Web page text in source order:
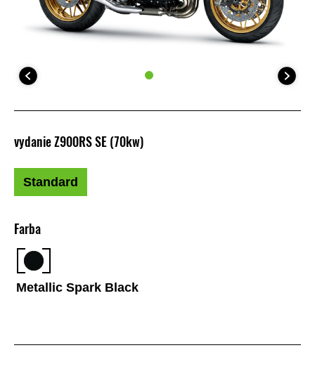
Farba
Metallic Spark Black
vydanie Z900RS SE (70kw)
Standard